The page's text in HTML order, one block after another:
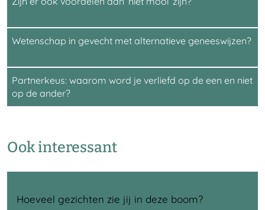
Wetenschap in gevecht met alternatieve geneeswijzen?
Partnerkeus: waarom word je verliefd op de een en niet
op de ander?
Ook interessant
Hoeveel gezichten zie jij in deze boom?